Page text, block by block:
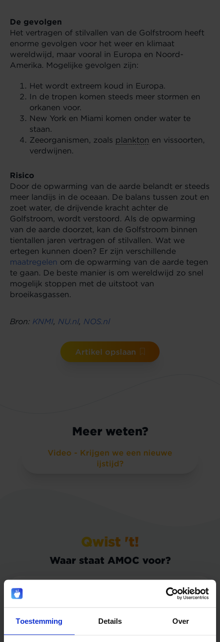
Toestemming Details Over
De gevolgen
Het vertragen of stilvallen van de Golfstroom heeft
enorme gevolgen voor het weer en klimaat
wereldwijd, maar vooral in Europa en Noord-
Amerika. Mogelijke gevolgen zijn:
Het wordt extreem koud in Europa.
In de tropen komen steeds meer stormen en
orkanen voor.
New York en Miami komen onder water te
staan.
Zeeorganismen, zoals plankton en vissoorten,
verdwijnen.
Risico
Door de opwarming van de aarde belandt er steeds
meer landijs in de oceaan. De balans tussen zout en
zoet water, de drijvende kracht achter de
Golfstroom, wordt verstoord. Als de opwarming
van de aarde doorzet, kan de Golfstroom binnen
tientallen jaren vertragen of stilvallen. Wat we
ertegen kunnen doen? Er zijn verschillende
maatregelen om de opwarming van de aarde tegen
te gaan. De beste manier is om wereldwijd zo snel
mogelijk stoppen met de uitstoot van
broeikasgassen.
Bron: KNMI, NU.nl, NOS.nl
Artikel opslaan
Meer weten?
Video - Krijgen we een nieuwe
ijstijd?
Qwist 't!
Waar staat AMOC voor?